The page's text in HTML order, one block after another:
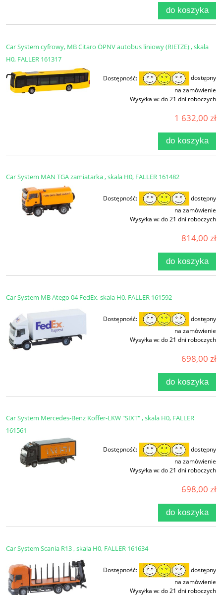
do koszyka
Car System cyfrowy, MB Citaro ÖPNV autobus liniowy (RIETZE) , skala
H0, FALLER 161317
Dostępność:
dostępny
na zamówienie
Wysyłka w:do 21 dni roboczych
1 632,00 zł
do koszyka
Car System MAN TGA zamiatarka , skala H0, FALLER 161482
Dostępność:
dostępny
na zamówienie
Wysyłka w:do 21 dni roboczych
814,00 zł
do koszyka
Car System MB Atego 04 FedEx, skala H0, FALLER 161592
Dostępność:
dostępny
na zamówienie
Wysyłka w:do 21 dni roboczych
698,00 zł
do koszyka
Car System Mercedes-Benz Koffer-LKW "SIXT" , skala H0, FALLER
161561
Dostępność:
dostępny
na zamówienie
Wysyłka w:do 21 dni roboczych
698,00 zł
do koszyka
Car System Scania R13 , skala H0, FALLER 161634
Dostępność:
dostępny
na zamówienie
Wysyłka w:do 21 dni roboczych